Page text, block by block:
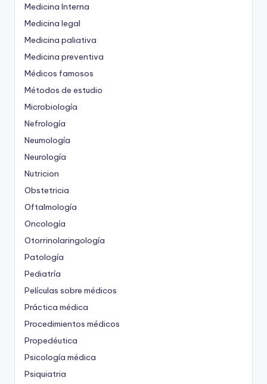
Medicina Interna
Medicina legal
Medicina paliativa
Medicina preventiva
Médicos famosos
Métodos de estudio
Microbiología
Nefrología
Neumología
Neurología
Nutricion
Obstetricia
Oftalmología
Oncología
Otorrinolaringología
Patología
Pediatría
Películas sobre médicos
Práctica médica
Procedimientos médicos
Propedéutica
Psicología médica
Psiquiatria